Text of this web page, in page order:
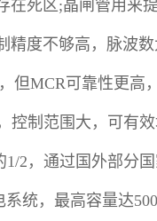
在死区;晶闸管用来
度不够高，脉波
但MCR可靠性更高
制范围大，可有
2，通过国外部分
统，最高容量达